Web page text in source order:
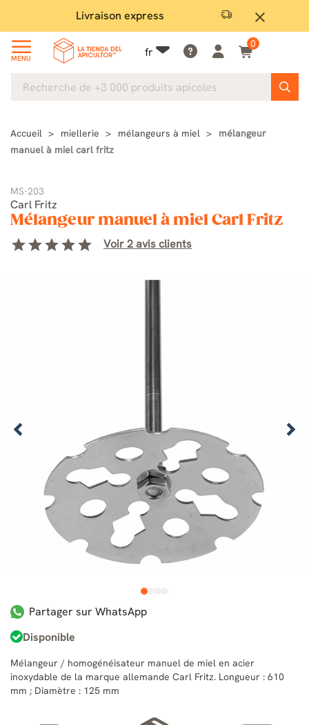
close
Satisfait ou remboursé
MENU fr
0
Accueil miellerie mélangeurs à miel
mélangeur
manuel à miel carl fritz
MS-203
Carl Fritz
Mélangeur manuel à miel Carl Fritz
starstarstarstarstar Voir 2 avis clients
1
Partager sur WhatsApp
Disponible
Mélangeur / homogénéisateur manuel de miel en acier
inoxydable de la marque allemande Carl Fritz. Longueur : 610
mm ; Diamètre : 125 mm